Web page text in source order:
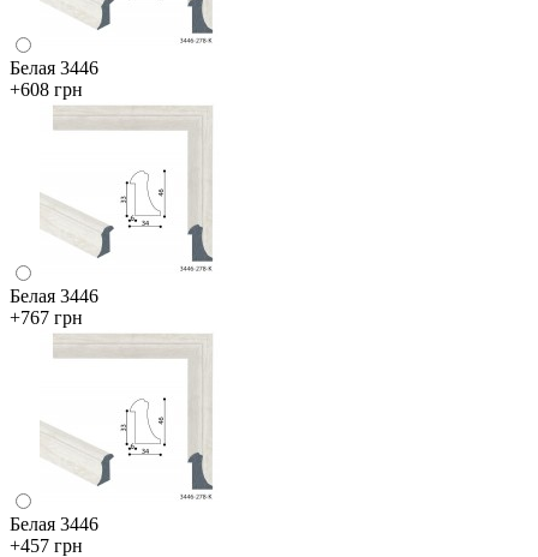
Белая 3446
+608 грн
Белая 3446
+767 грн
Белая 3446
+457 грн